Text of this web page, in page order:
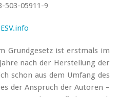
503-05911-9
Grundgesetz ist erstmals im
nach der Herstellung der
schon aus dem Umfang des
der Anspruch der Autoren –